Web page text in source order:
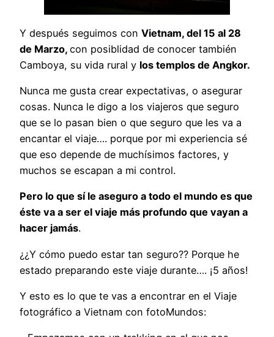
Y después seguimos con Vietnam, del 15 al 28
de Marzo, con posiblidad de conocer también
Camboya, su vida rural y los templos de Angkor.
Nunca me gusta crear expectativas, o asegurar
cosas. Nunca le digo a los viajeros que seguro
que se lo pasan bien o que seguro que les va a
encantar el viaje…. porque por mi experiencia sé
que eso depende de muchísimos factores, y
muchos se escapan a mi control.
Pero lo que sí le aseguro a todo el mundo es que
éste va a ser el viaje más profundo que vayan a
hacer jamás.
¿¿Y cómo puedo estar tan seguro?? Porque he
estado preparando este viaje durante…. ¡5 años!
Y esto es lo que te vas a encontrar en el Viaje
fotográfico a Vietnam con fotoMundos: